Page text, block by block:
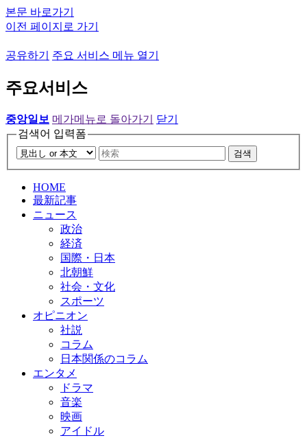
본문 바로가기
이전 페이지로 가기
공유하기 주요 서비스 메뉴 열기
주요서비스
중앙일보 메가메뉴로 돌아가기
닫기
검색어 입력폼
검색
HOME
最新記事
ニュース
政治
経済
国際・日本
北朝鮮
社会・文化
スポーツ
オピニオン
社説
コラム
日本関係のコラム
エンタメ
ドラマ
音楽
映画
アイドル